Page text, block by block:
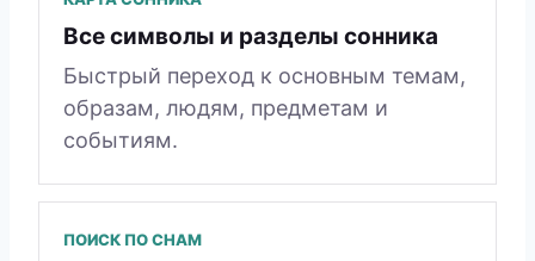
Все символы и разделы сонника
Быстрый переход к основным темам,
образам, людям, предметам и
событиям.
ПОИСК ПО СНАМ